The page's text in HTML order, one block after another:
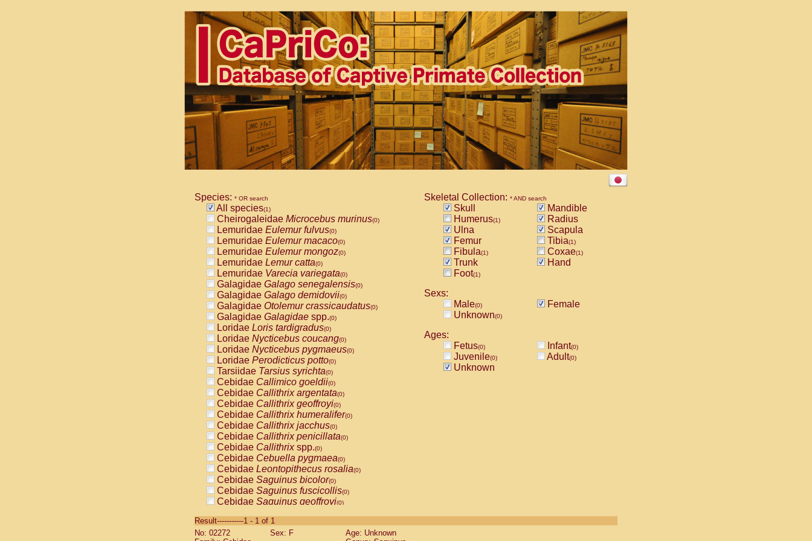
Species: * OR search
All species(1)
Cheirogaleidae Microcebus murinus(0)
Lemuridae Eulemur fulvus(0)
Lemuridae Eulemur macaco(0)
Lemuridae Eulemur mongoz(0)
Lemuridae Lemur catta(0)
Lemuridae Varecia variegata(0)
Galagidae Galago senegalensis(0)
Galagidae Galago demidovii(0)
Galagidae Otolemur crassicaudatus(0)
Galagidae Galagidae spp.(0)
Loridae Loris tardigradus(0)
Loridae Nycticebus coucang(0)
Loridae Nycticebus pygmaeus(0)
Loridae Perodicticus potto(0)
Tarsiidae Tarsius syrichta(0)
Cebidae Callimico goeldii(0)
Cebidae Callithrix argentata(0)
Cebidae Callithrix geoffroyi(0)
Cebidae Callithrix humeralifer(0)
Cebidae Callithrix jacchus(0)
Cebidae Callithrix penicillata(0)
Cebidae Callithrixspp.(0)
Cebidae Cebuella pygmaea(0)
Cebidae Leontopithecus rosalia(0)
Cebidae Saguinus bicolor(0)
Cebidae Saguinus fuscicollis(0)
Cebidae Saguinus geoffroyi(0)
CebidaeSaguinus labiatus(0)
Cebidae Saguinus leucopus (0)
Skeletal Collection: * AND search
Skull
Mandible
Humerus(1)
Radius
Ulna
Scapula
Femur
Tibia(1)
Fibula(1) Coxae(1)
Trunk
Hand
Foot(1)
Sexs:
Male(0)
Female
Unknown(0)
Ages:
Fetus(0) Infant(0)
Juvenile(0) Adult(0)
Unknown
Result-----------1 - 1 of 1
No: 02272
Sex: F
Age: Unknown